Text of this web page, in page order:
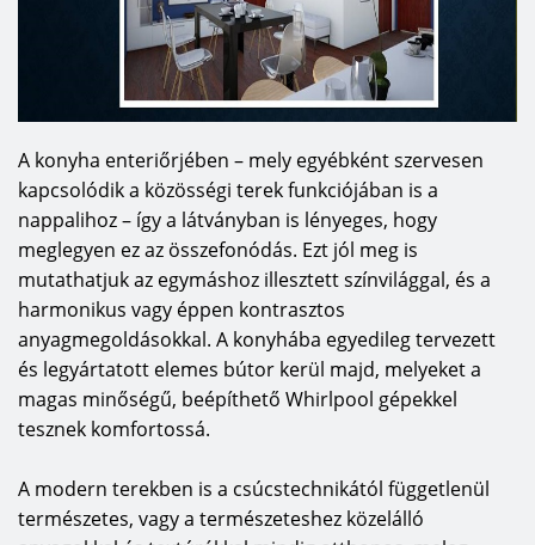
A konyha enteriőrjében – mely egyébként szervesen
kapcsolódik a közösségi terek funkciójában is a
nappalihoz – így a látványban is lényeges, hogy
meglegyen ez az összefonódás. Ezt jól meg is
mutathatjuk az egymáshoz illesztett színvilággal, és a
harmonikus vagy éppen kontrasztos
anyagmegoldásokkal. A konyhába egyedileg tervezett
és legyártatott elemes bútor kerül majd, melyeket a
magas minőségű, beépíthető Whirlpool gépekkel
tesznek komfortossá.
A modern terekben is a csúcstechnikától függetlenül
természetes, vagy a természeteshez közelálló